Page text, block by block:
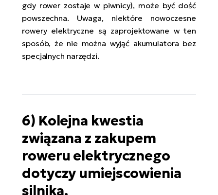
gdy rower zostaje w piwnicy), może być dość
powszechna. Uwaga, niektóre nowoczesne
rowery elektryczne są zaprojektowane w ten
sposób, że nie można wyjąć akumulatora bez
specjalnych narzędzi.
6) Kolejna kwestia
związana z zakupem
roweru elektrycznego
dotyczy umiejscowienia
silnika.